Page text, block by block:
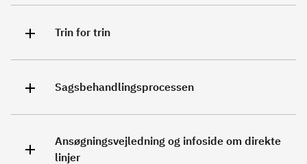
Trin for trin
Sagsbehandlingsprocessen
Ansøgningsvejledning og infoside om direkte
linjer